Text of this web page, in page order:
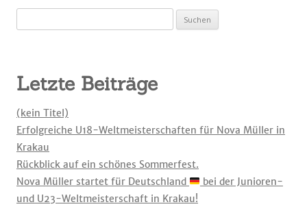
nach:
Letzte Beiträge
(kein Titel)
Erfolgreiche U18-Weltmeisterschaften für Nova Müller in
Krakau
Rückblick auf ein schönes Sommerfest.
Nova Müller startet für Deutschland
bei der Junioren-
und U23-Weltmeisterschaft in Krakau!